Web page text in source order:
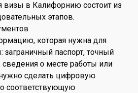
визы в Калифорнию состоит из
этапов.
которая нужна для
заграничный паспорт, точный
о месте работы или
сделать цифровую
соответствующую